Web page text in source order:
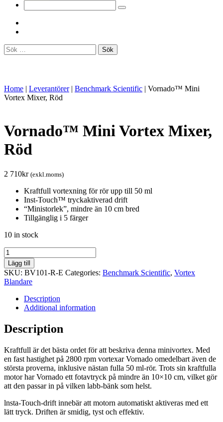
Sök
efter:
Home | Leverantörer | Benchmark Scientific | Vornado™ Mini
Vortex Mixer, Röd
Vornado™ Mini Vortex Mixer,
Röd
2 710kr (exkl.moms)
Kraftfull vortexning för rör upp till 50 ml
Inst-Touch™ tryckaktiverad drift
“Ministorlek”, mindre än 10 cm bred
Tillgänglig i 5 färger
10 in stock
Vornado™
Mini
Vortex
Mixer,
Röd
quantity
Lägg till
SKU: BV101-R-E Categories: Benchmark Scientific, Vortex
Blandare
Description
Additional information
Description
Kraftfull är det bästa ordet för att beskriva denna minivortex. Med
en fast hastighet på 2800 rpm vortexar Vornado omedelbart även de
största proverna, inklusive nästan fulla 50 ml-rör. Trots sin kraftfulla
motor har Vornado ett fotavtryck på mindre än 10×10 cm, vilket gör
att den passar in på vilken labb-bänk som helst.
lnsta-Touch-drift innebär att motorn automatiskt aktiveras med ett
lätt tryck. Driften är smidig, tyst och effektiv.